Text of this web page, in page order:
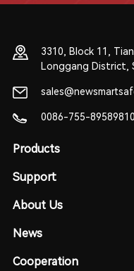
3310, Block 11,
Longgang District,
0086-755-89589810
Products
Support
About Us
News
Cooperation